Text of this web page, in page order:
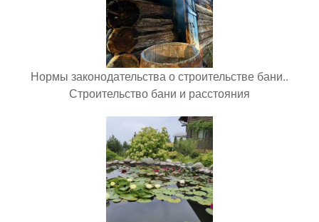
Нормы законодательства о строительстве бани..
Строительство бани и расстояния